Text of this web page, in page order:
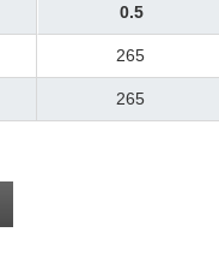
0.5
265
265